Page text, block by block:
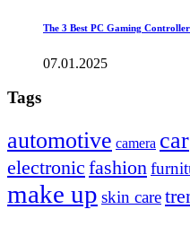
The 3 Best PC Gaming
07.01.2025
Tags
automotive camera car
electronic fashion
make up skin care